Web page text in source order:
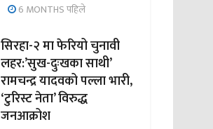
6 MONTHS पहिले
सिरहा-२ मा फेरियो चुनावी
लहर:’सुख-दुःखका साथी’
रामचन्द्र यादवको पल्ला भारी,
‘टुरिस्ट नेता’ विरुद्ध
जनआक्रोश